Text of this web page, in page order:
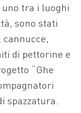
tra i luoghi
sono stati
di pettorine e
“Ghe
spazzatura.